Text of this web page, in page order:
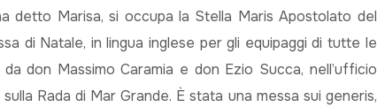
detto Marisa, si occupa la Stella Maris Apostolato del
di Natale, in lingua inglese per gli equipaggi di tutte le
don Massimo Caramia e don Ezio Succa, nell’ufficio
Rada di Mar Grande. È stata una messa sui generis,